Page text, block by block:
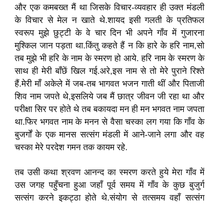
और एक कमबख्त मैं था जिसके विचार-व्यवहार ही उक्त मंडली
के विचार से मेल न खाते थे.शायद इसी गलती के प्रतिफल
स्वरूप मुझे छुट्टी के वे चार दिन भी अपने गाँव में गुजारना
मुश्किल जान पड़ता था.किंतु कहते हैं न कि हारे के हरि नाम,सो
तब मुझे भी हरि के नाम के स्मरण हो आये. हरि नाम के स्मरण के
साथ ही मेरी बाँछें खिल गई.अरे,इस नाम से तो मेरे पुराने रिश्ते
हैं.मेरी माँ अकेले में जब-तब भागवत भजन गाती थीं और पिताजी
शिव नाम जपते थे,इसलिये जब मैं छात्र जीवन जी रहा था और
परीक्षा सिर पर होते थे तब बकायदा मन ही मन भगवत नाम जपता
था.फिर भगवत नाम के मनन से वैसा चस्का लग गया कि गाँव के
बुजर्गों के एक मानस सत्संग मंडली में आने-जाने लगा और वह
चस्का मेरे परदेश गमन तक कायम रहे.
तब उसी कथा श्रवण आनन्द का स्मरण करते हुये मेरा गाँव में
उस जगह पहुँचना हुआ जहाँ पूर्व समय में गाँव के कुछ बुजुर्ग
सत्संग करने इकट्ठा होते थे.संयोग से तत्समय वहाँ सत्संग